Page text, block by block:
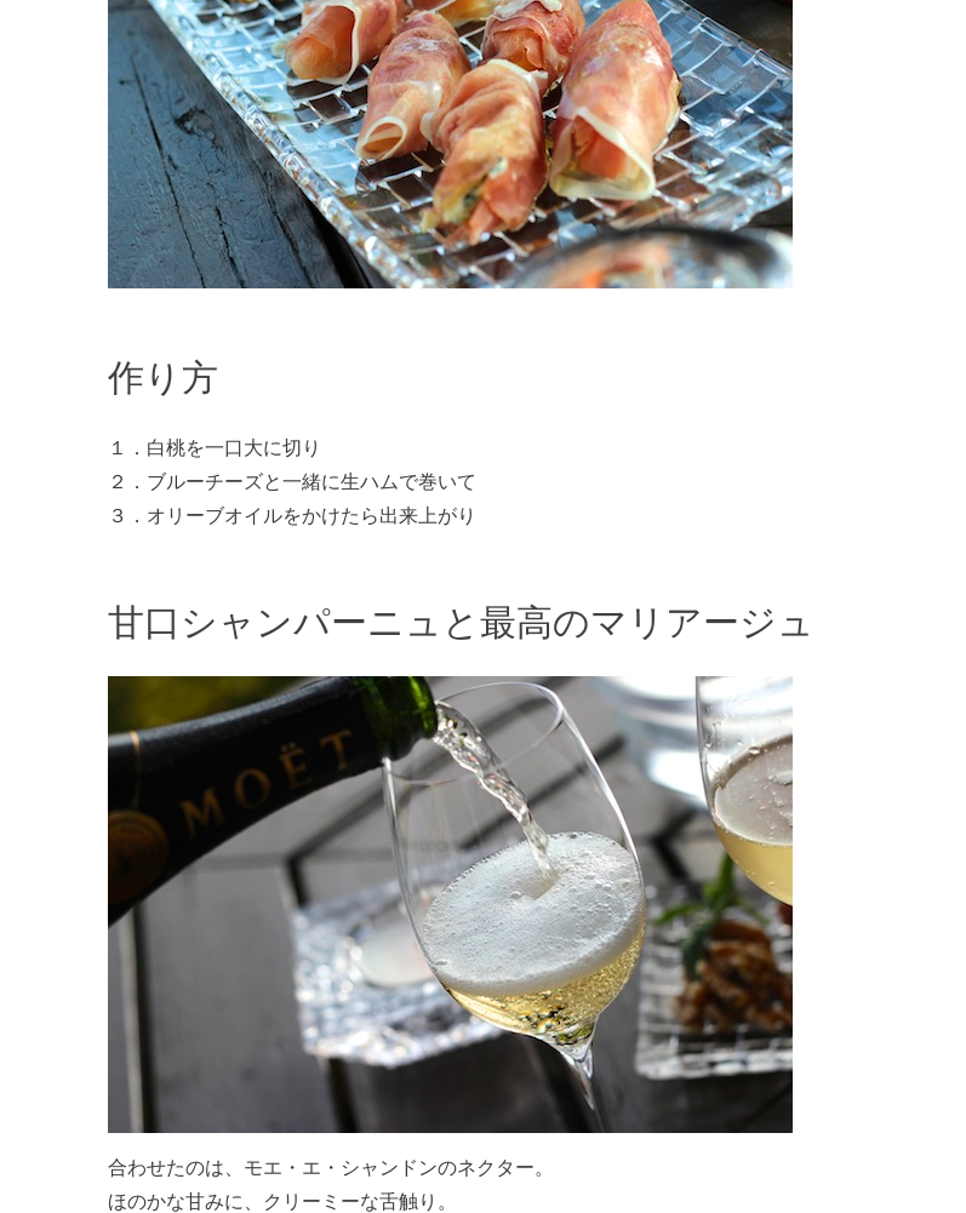
作り方
１．白桃を一口大に切り
２．ブルーチーズと一緒に生ハムで巻いて
３．オリーブオイルをかけたら出来上がり
甘口シャンパーニュと最高のマリアージュ
合わせたのは、モエ・エ・シャンドンのネクター。
ほのかな甘みに、クリーミーな舌触り。